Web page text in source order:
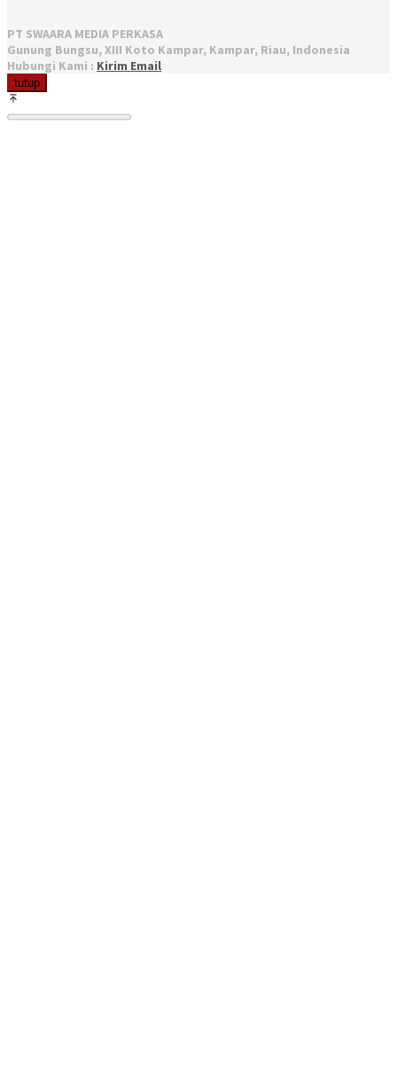
PT SWAARA MEDIA PERKASA
Gunung Bungsu, XIII Koto Kampar, Kampar, Riau, Indonesia
Hubungi Kami : Kirim Email
tutup